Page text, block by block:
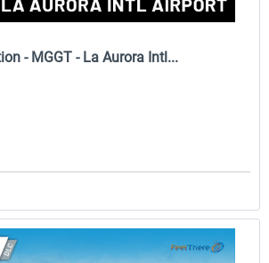
- MGGT - La Aurora Intl...